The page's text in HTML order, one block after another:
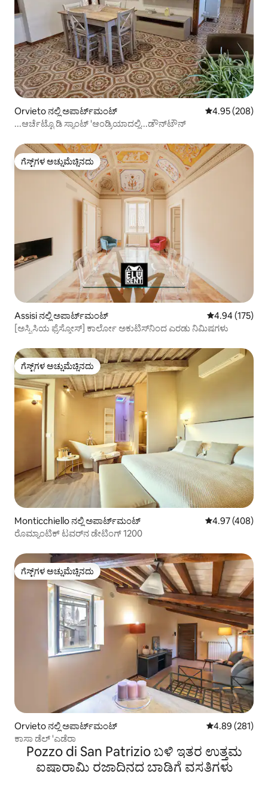
Orvieto ನಲ್ಲಿ ಅಪಾರ್ಟ್‌ಮಂಟ್ 5 ರಲ್ಲಿ 4.95
4.95 (208)
...ಆರ್ಚೆಟ್ಟೊ ಡಿ ಸ್ಯಾಂಟ್ 'ಆಂಡ್ರಿಯಾದಲ್ಲಿ...ಡೌನ್‌ಟೌನ್
ಗೆಸ್ಟ್‌ಗಳ ಅಚ್ಚುಮೆಚ್ಚಿನದು
ಗೆಸ್ಟ್‌ಗಳ ಅಚ್ಚುಮೆಚ್ಚಿನದು
Assisi ನಲ್ಲಿ ಅಪಾರ್ಟ್‌ಮಂಟ್ 5 ರಲ್ಲಿ 4.94
4.94 (175)
[ಅಸ್ಸಿಸಿಯ ಫ್ರೆಸ್ಕೋಸ್] ಕಾರ್ಲೋ ಅಕುಟಿಸ್‌ನಿಂದ ಎರಡು ನಿಮಿಷಗಳು
ಗೆಸ್ಟ್‌ಗಳ ಅಚ್ಚುಮೆಚ್ಚಿನದು
ಗೆಸ್ಟ್‌ಗಳ ಅಚ್ಚುಮೆಚ್ಚಿನದು
Monticchiello ನಲ್ಲಿ ಅಪಾರ್ಟ್‌ಮಂಟ್ 5 ರಲ್ಲಿ 4.97
4.97 (408)
ರೊಮ್ಯಾಂಟಿಕ್ ಟವರ್‌ನ ಡೇಟಿಂಗ್ 1200
ಗೆಸ್ಟ್‌ಗಳ ಅಚ್ಚುಮೆಚ್ಚಿನದು
ಗೆಸ್ಟ್‌ಗಳ ಅಚ್ಚುಮೆಚ್ಚಿನದು
Orvieto ನಲ್ಲಿ ಅಪಾರ್ಟ್‌ಮಂಟ್ 5 ರಲ್ಲಿ 4.89
4.89 (281)
ಕಾಸಾ ಡೆಲ್ 'ಎಡೆರಾ
Pozzo di San Patrizio ಬಳಿ ಇತರ ಉತ್ತಮ
ಐಷಾರಾಮಿ ರಜಾದಿನದ ಬಾಡಿಗೆ ವಸತಿಗಳು